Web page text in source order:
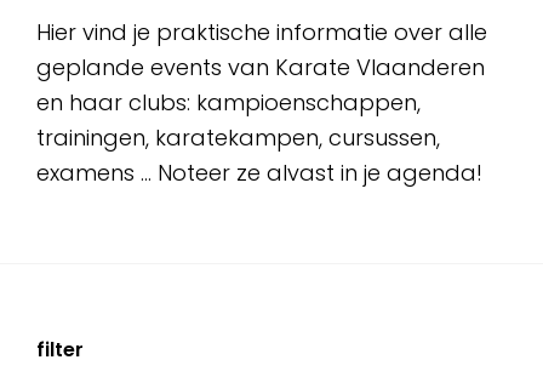
Hier vind je praktische informatie over alle
geplande events van Karate Vlaanderen
en haar clubs: kampioenschappen,
trainingen, karatekampen, cursussen,
examens … Noteer ze alvast in je agenda!
filter